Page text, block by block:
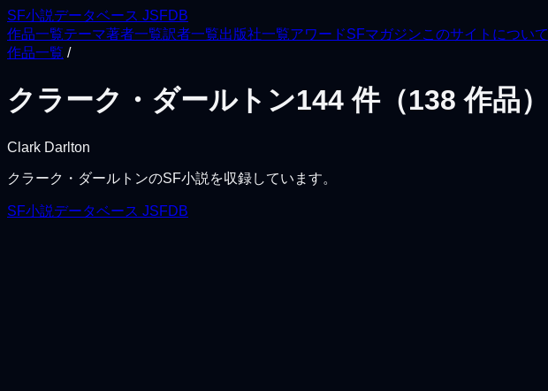
SF小説データベース JSFDB
作品一覧テーマ著者一覧訳者一覧出版社一覧アワードSFマガジンこのサイトについて
作品一覧 /
クラーク・ダールトン144 件（138 作品）
Clark Darlton
クラーク・ダールトンのSF小説を収録しています。
SF小説データベース JSFDB